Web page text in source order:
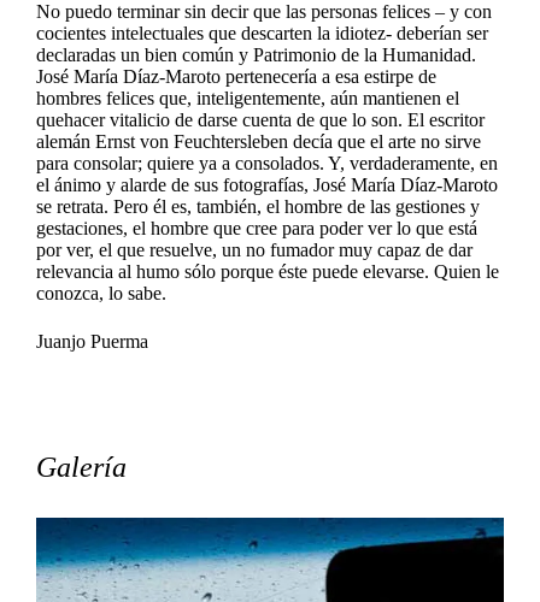
No puedo terminar sin decir que las personas felices – y con
cocientes intelectuales que descarten la idiotez- deberían ser
declaradas un bien común y Patrimonio de la Humanidad.
José María Díaz-Maroto pertenecería a esa estirpe de
hombres felices que, inteligentemente, aún mantienen el
quehacer vitalicio de darse cuenta de que lo son. El escritor
alemán Ernst von Feuchtersleben decía que el arte no sirve
para consolar; quiere ya a consolados. Y, verdaderamente, en
el ánimo y alarde de sus fotografías, José María Díaz-Maroto
se retrata. Pero él es, también, el hombre de las gestiones y
gestaciones, el hombre que cree para poder ver lo que está
por ver, el que resuelve, un no fumador muy capaz de dar
relevancia al humo sólo porque éste puede elevarse. Quien le
conozca, lo sabe.
Juanjo Puerma
Galería